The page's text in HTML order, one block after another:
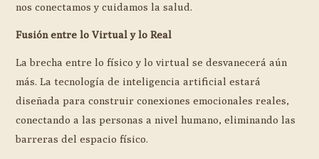
nos conectamos y cuidamos la salud.
Fusión entre lo Virtual y lo Real
La brecha entre lo físico y lo virtual se desvanecerá aún
más. La tecnología de inteligencia artificial estará
diseñada para construir conexiones emocionales reales,
conectando a las personas a nivel humano, eliminando las
barreras del espacio físico.